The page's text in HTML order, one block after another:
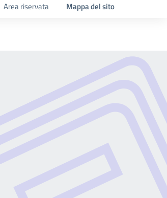
Area riservata Mappa del sito